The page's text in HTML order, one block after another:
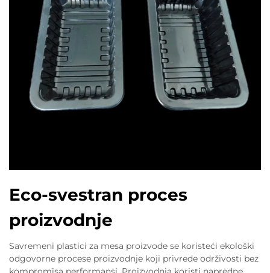
Eco-svestran proces
proizvodnje
Savremeni plastici za mesa proizvode se koristeći ekološki
odgovorne procese proizvodnje koji privrede održivosti bez